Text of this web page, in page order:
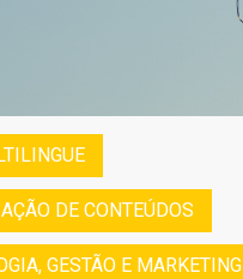
DE CONTEÚDOS
GESTÃO E MARKETING